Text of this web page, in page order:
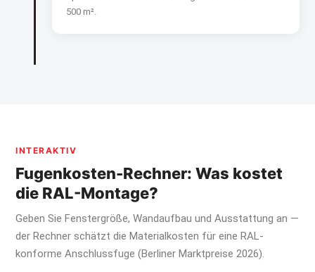
500 m².
INTERAKTIV
Fugenkosten-Rechner: Was kostet
die RAL-Montage?
Geben Sie Fenstergröße, Wandaufbau und Ausstattung an —
der Rechner schätzt die Materialkosten für eine RAL-
konforme Anschlussfuge (Berliner Marktpreise 2026).